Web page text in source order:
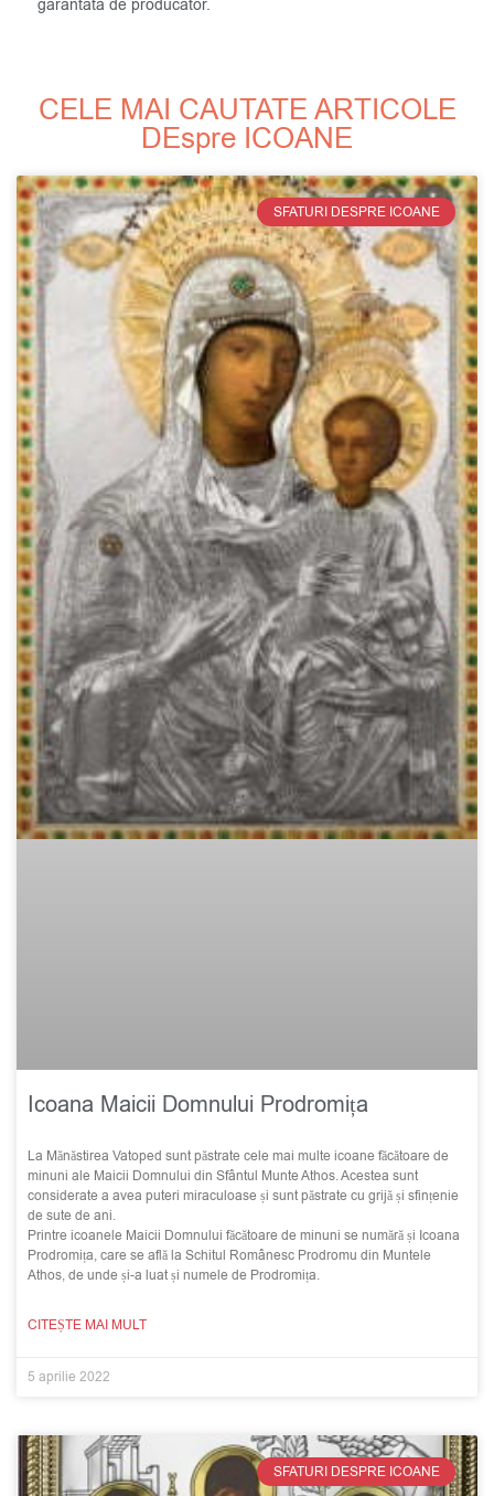
garantata de producator.
CELE MAI CAUTATE ARTICOLE
DEspre ICOANE
SFATURI DESPRE ICOANE
Icoana Maicii Domnului Prodromița
La Mănăstirea Vatoped sunt păstrate cele mai multe icoane făcătoare de
minuni ale Maicii Domnului din Sfântul Munte Athos. Acestea sunt
considerate a avea puteri miraculoase și sunt păstrate cu grijă și sfințenie
de sute de ani.
Printre icoanele Maicii Domnului făcătoare de minuni se numără și Icoana
Prodromița, care se află la Schitul Românesc Prodromu din Muntele
Athos, de unde și-a luat și numele de Prodromița.
CITEȘTE MAI MULT
5 aprilie 2022
SFATURI DESPRE ICOANE